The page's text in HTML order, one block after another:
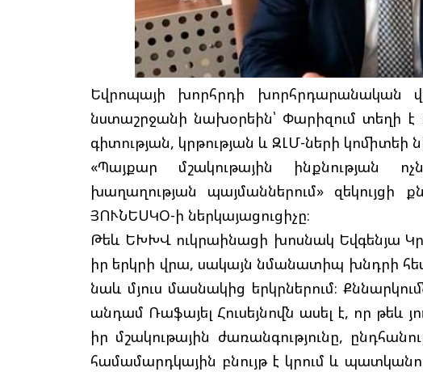
Եվրոպայի խորհրդի խորհրդարանական
նստաշրջանի նախօրեին՝ Փարիզում տեղի է
գիտության, կրթության և ԶԼՄ-ների կոմիտեի
«Պայքար մշակութային ինքնության
խաղաղության պայմաններում» զեկույցի
ՅՈՒՆԵՍԿՕ-ի ներկայացուցիչը։
Թեև ԵԽԽՎ ուկրաինացի խոսնակ Եվգենյա
իր երկրի վրա, սակայն նմանատիպ խնդրի
նաև մյուս մասնակից երկրներում։
անդամ Ռաֆայել Հուսեյնովն ասել է, որ թեև
իր մշակութային ժառանգությունը,
համամարդկային բնույթ է կրում և